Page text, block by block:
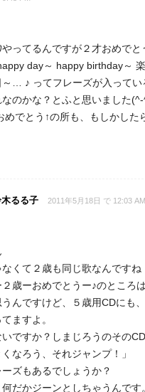
やってるんですが２才おめで
day～ happy birthday～
… ♪ ってフレーズが入ってい
のかな？とふと思いました
めでとう↑の所も、もしかした
るる子 2011年5月18日 で 12:03 AM
くて２歳も同じ歌なんですね
２歳ーおめでとうー♪のところは
んですけど、５歳用CDにも、
ますよ。
いですか？しまじろうのそのCD
くなろう、それジャンプ！」
ズもあるでしょうか？
だかジーンとしちゃうんです